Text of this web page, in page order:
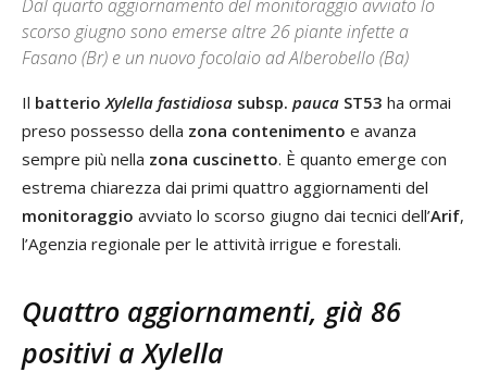
Dal quarto aggiornamento del monitoraggio avviato lo
scorso giugno sono emerse altre 26 piante infette a
Fasano (Br) e un nuovo focolaio ad Alberobello (Ba)
Il batterio Xylella fastidiosa subsp. pauca ST53 ha ormai
preso possesso della zona contenimento e avanza
sempre più nella zona cuscinetto. È quanto emerge con
estrema chiarezza dai primi quattro aggiornamenti del
monitoraggio avviato lo scorso giugno dai tecnici dell’Arif,
l’Agenzia regionale per le attività irrigue e forestali.
Quattro aggiornamenti, già 86
positivi a Xylella